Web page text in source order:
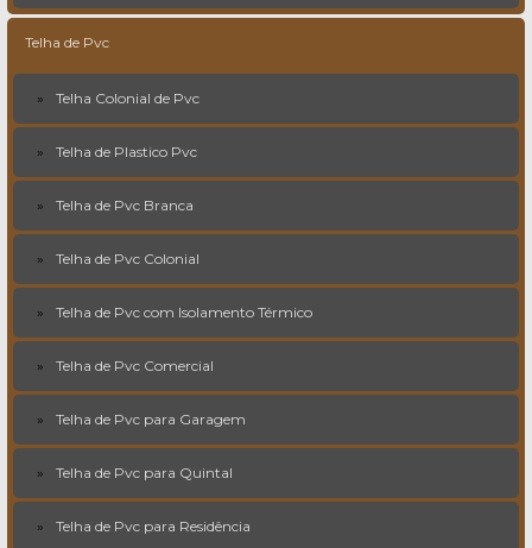
Telha de Pvc
Telha Colonial de Pvc
Telha de Plastico Pvc
Telha de Pvc Branca
Telha de Pvc Colonial
Telha de Pvc com Isolamento Térmico
Telha de Pvc Comercial
Telha de Pvc para Garagem
Telha de Pvc para Quintal
Telha de Pvc para Residência